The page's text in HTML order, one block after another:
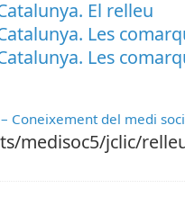
El relleu
Les
Les
Coneixement del medi
medisoc5/jclic/